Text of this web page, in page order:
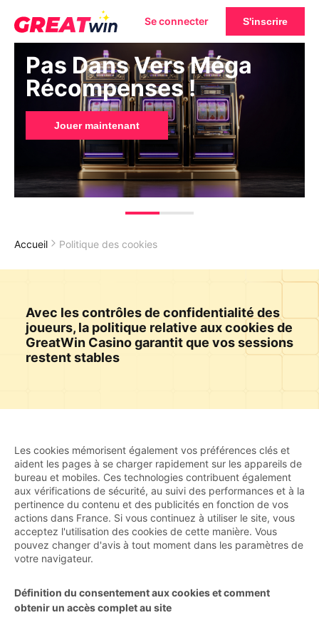
Se connecter S'inscrire
Pas Dans Vers Méga
Récompenses !
Jouer maintenant
Accueil Politique des cookies
Avec les contrôles de confidentialité des
joueurs, la politique relative aux cookies de
GreatWin Casino garantit que vos sessions
restent stables
Les cookies mémorisent également vos préférences clés et
aident les pages à se charger rapidement sur les appareils de
bureau et mobiles. Ces technologies contribuent également
aux vérifications de sécurité, au suivi des performances et à la
pertinence du contenu et des publicités en fonction de vos
actions dans France. Si vous continuez à utiliser le site, vous
acceptez l'utilisation des cookies de cette manière. Vous
pouvez changer d'avis à tout moment dans les paramètres de
votre navigateur.
Définition du consentement aux cookies et comment
obtenir un accès complet au site